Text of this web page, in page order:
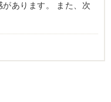
あります。 また、次